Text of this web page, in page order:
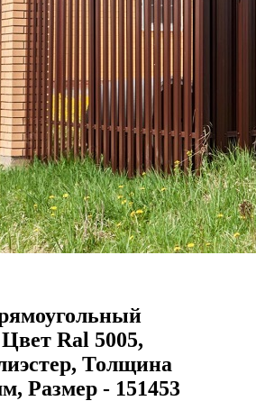
Ral 5005,
Толщина
Размер - 151453